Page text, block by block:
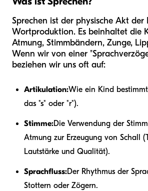
Sprechen ist der physische Akt der
Wortproduktion. Es beinhaltet die
Atmung, Stimmbändern, Zunge,
Wenn wir von einer
beziehen wir uns oft auf:
Artikulation:Wie ein Kind
das "s" oder "r").
Stimme:Die Verwendung der
Atmung zur Erzeugung von Schall
Lautstärke und Qualität).
Sprachfluss:Der Rhythmus der
Stottern oder Zögern.